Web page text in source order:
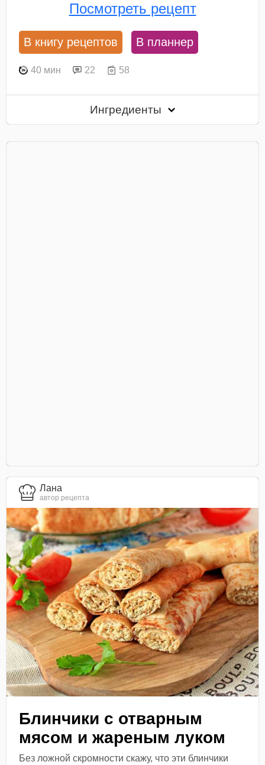
Посмотреть рецепт
В книгу рецептов В планнер
40 мин 22 58
Ингредиенты
Лана
автор рецепта
Блинчики с отварным
мясом и жареным луком
Без ложной скромности скажу, что эти блинчики